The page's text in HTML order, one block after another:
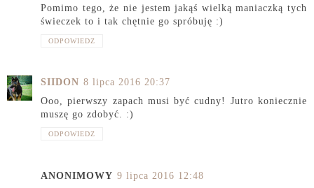
Pomimo tego, że nie jestem jakąś wielką maniaczką tych
świeczek to i tak chętnie go spróbuję :)
ODPOWIEDZ
SIIDON 8 lipca 2016 20:37
Ooo, pierwszy zapach musi być cudny! Jutro koniecznie
muszę go zdobyć. :)
ODPOWIEDZ
ANONIMOWY 9 lipca 2016 12:48